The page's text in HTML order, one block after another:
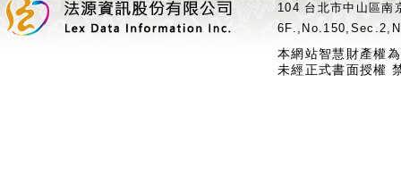
104 台北市中山區
本網站智慧財產權
未經正式書面授權